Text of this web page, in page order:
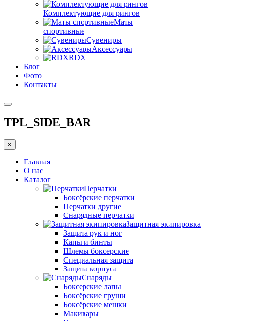
Комплектующие для рингов
Маты
спортивные
Сувениры
Аксессуары
RDX
Блог
Фото
Контакты
TPL_SIDE_BAR
×
Главная
О нас
Каталог
Перчатки
Боксёрские перчатки
Перчатки другие
Снарядные перчатки
Защитная экипировка
Защита рук и ног
Капы и бинты
Шлемы боксерские
Специальная защита
Защита корпуса
Снаряды
Боксерские лапы
Боксёрские груши
Боксёрские мешки
Макивары